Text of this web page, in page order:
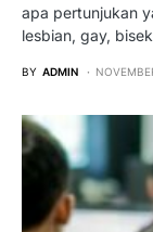
apa pertunjukan
lesbian, gay,
BY ADMIN